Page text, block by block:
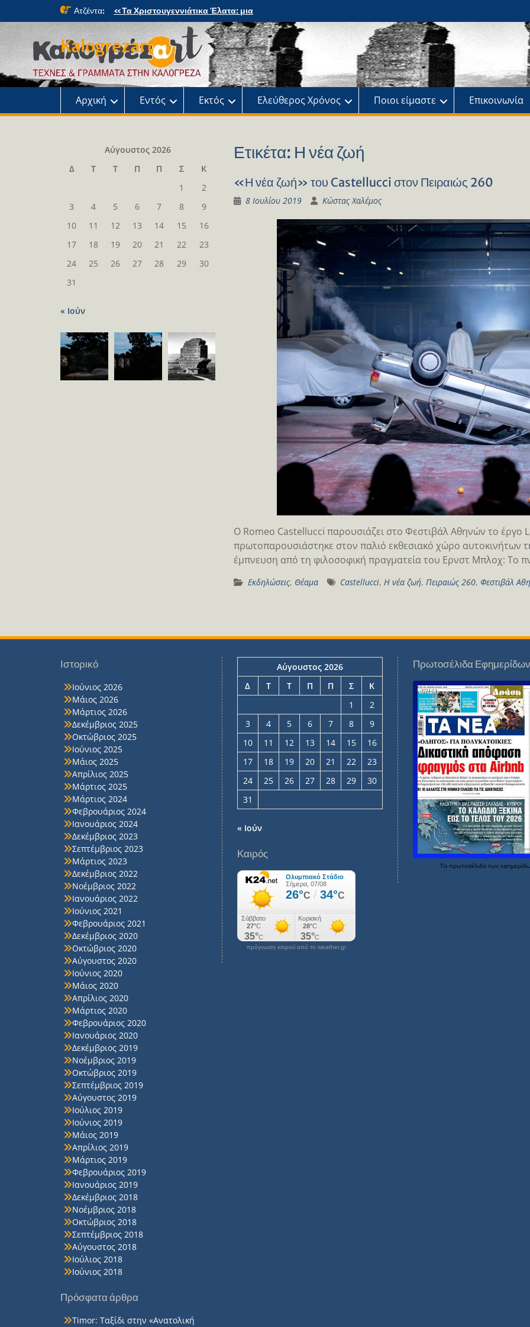
Ατζέντα:
«Τα Χριστουγεννιάτικα Έλατα: μια
μαγική περιπέτεια» στο κτήμα Φιξ
Η Χριστουγεννιάτικη συναυλία του
Ωδείου
Παρουσίαση του βιβλίου: Τα παιδιά της
αλάνας
Παρουσίαση του βιβλίου «Τοντόρ, από
τη Σαφράμπολη στην Καλογρέζα»
Kalogrezart
Αρχική Εντός Εκτός Ελεύθερος Χρόνος Ποιοι είμαστε Επικοινωνία
Ετικέτα: Η νέα ζωή
«Η νέα ζωή» του Castellucci στον Πειραιώς 260
8 Ιουλίου 2019 Κώστας Χαλέμος
O Romeo Castellucci παρουσιάζει στο Φεστιβάλ Αθηνών το έργο
πρωτοπαρουσιάστηκε στον παλιό εκθεσιακό χώρο αυτοκινήτων
έμπνευση από τη φιλοσοφική πραγματεία του Ερνστ Μπλοχ: Το
Εκδηλώσεις, Θέαμα Castellucci, Η νέα ζωή, Πειραιώς 260, Φεστιβάλ
Αύγουστος 2026
Δ
Τ Τ Π Π Σ
Κ
1
2
3
4 5 6 7 8
9
10
11 12 13 14 15
16
17
18 19 20 21 22
23
24
25 26 27 28 29
30
31
« Ιούν
Ιστορικό
Ιούνιος 2026
Μάιος 2026
Μάρτιος 2026
Δεκέμβριος 2025
Οκτώβριος 2025
Ιούνιος 2025
Μάιος 2025
Απρίλιος 2025
Μάρτιος 2025
Μάρτιος 2024
Φεβρουάριος 2024
Ιανουάριος 2024
Δεκέμβριος 2023
Σεπτέμβριος 2023
Μάρτιος 2023
Δεκέμβριος 2022
Νοέμβριος 2022
Ιανουάριος 2022
Ιούνιος 2021
Φεβρουάριος 2021
Δεκέμβριος 2020
Οκτώβριος 2020
Αύγουστος 2020
Ιούνιος 2020
Μάιος 2020
Απρίλιος 2020
Μάρτιος 2020
Φεβρουάριος 2020
Ιανουάριος 2020
Δεκέμβριος 2019
Νοέμβριος 2019
Οκτώβριος 2019
Σεπτέμβριος 2019
Αύγουστος 2019
Ιούλιος 2019
Ιούνιος 2019
Μάιος 2019
Απρίλιος 2019
Μάρτιος 2019
Φεβρουάριος 2019
Ιανουάριος 2019
Δεκέμβριος 2018
Νοέμβριος 2018
Οκτώβριος 2018
Σεπτέμβριος 2018
Αύγουστος 2018
Ιούλιος 2018
Ιούνιος 2018
Πρόσφατα άρθρα
Timor: Ταξίδι στην «Ανατολική
Αύγουστος 2026
Δ
Τ Τ Π Π Σ
Κ
1
2
3
4 5 6 7 8
9
10
11 12 13 14 15
16
17
18 19 20 21 22
23
24
25 26 27 28 29
30
31
« Ιούν
Καιρός
πρόγνωση καιρού από το weather.gr
Πρωτοσέλιδα Εφημερίδων
Τα πρωτοσέλιδα των